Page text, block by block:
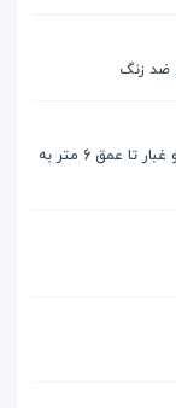
ضد زنگ
دارای گواهینامه IP68 مقاومت در برابر نفوذ آب و گرد و غبار تا عمق 6 متر به